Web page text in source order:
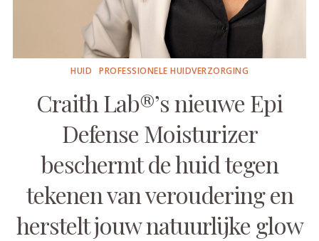
HUID PROFESSIONELE HUIDVERZORGING
Craith Lab®’s nieuwe Epi
Defense Moisturizer
beschermt de huid tegen
tekenen van veroudering en
herstelt jouw natuurlijke glow